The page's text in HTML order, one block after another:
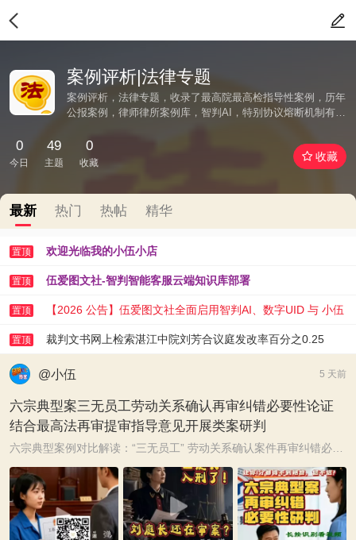
案例评析|法律专题
案例评析，法律专题，收录了最高院最高检指导性案例，历年
公报案例，律师律所案例库，智判AI，特别协议熔断机制有效
0
今日
49
主题
0
收藏 收藏
最新 热门 热帖 精华
置顶 欢迎光临我的小伍小店
置顶 伍爱图文社-智判智能客服云端知识库部署
置顶 【2026 公告】伍爱图文社全面启用智判AI、数字UID 与 小伍
AI 助手
置顶 裁判文书网上检索湛江中院刘芳合议庭发改率百分之0.25
@小伍 5 天前
六宗典型案三无员工劳动关系确认再审纠错必要性论证
结合最高法再审提审指导意见开展类案研判